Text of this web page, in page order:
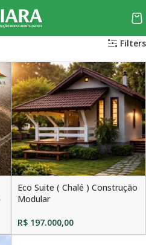
Filters
Eco Suite ( Chalé ) Construção
Modular
R$197.000,00